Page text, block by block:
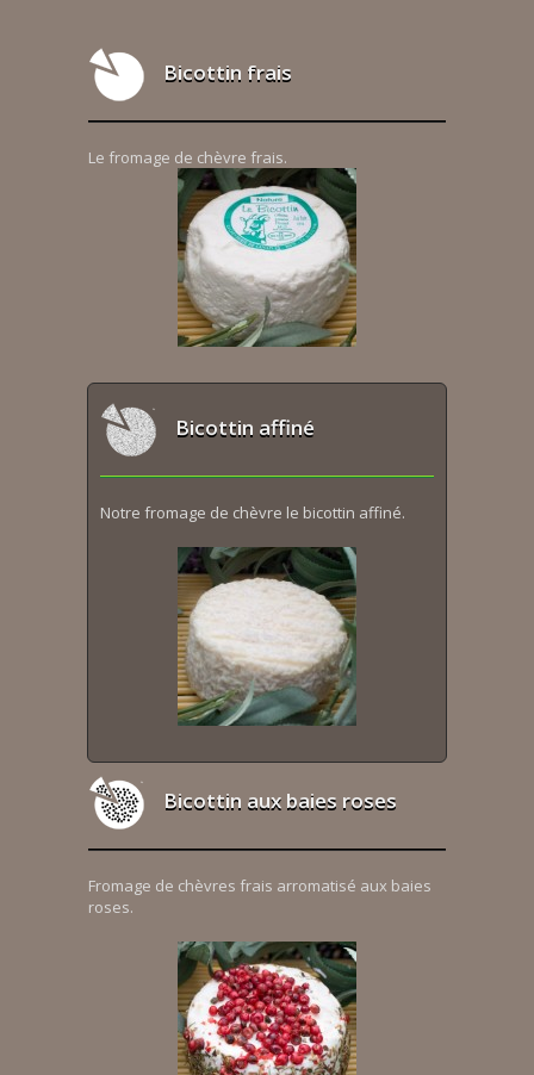
Bicottin frais
Le fromage de chèvre frais.
Bicottin affiné
Notre fromage de chèvre le bicottin affiné.
Bicottin aux baies roses
Fromage de chèvres frais arromatisé aux baies
roses.